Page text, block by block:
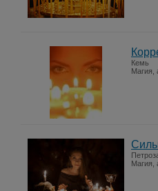
Кемь
Магия,
Магия,